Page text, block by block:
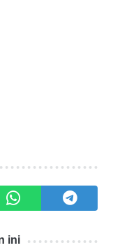
ini